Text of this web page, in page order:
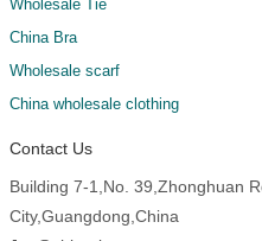
Wholesale Tie
China Bra
Wholesale scarf
China wholesale clothing
Contact Us
Building 7-1,No. 39,Zhonghuan
City,Guangdong,China